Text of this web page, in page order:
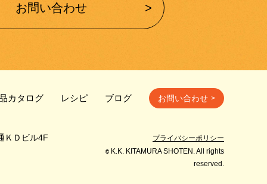
お問い合わせ
カタログ レシピ ブログ お問い合わせ
ＫＤビル4F
プライバシーポリシー
© K.K. KITAMURA SHOTEN. All rights
reserved.